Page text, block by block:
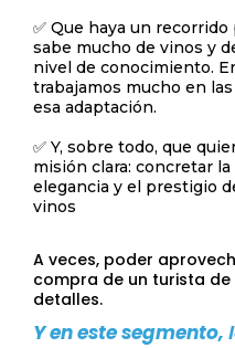
✅ Que haya un
sabe mucho de vinos y
nivel de conocimiento.
trabajamos mucho en
esa adaptación.
✅ Y, sobre todo, que
misión clara: concretar
elegancia y el prestigio
vinos
A veces, poder
compra de un turista de
detalles.
Y en este segmento,